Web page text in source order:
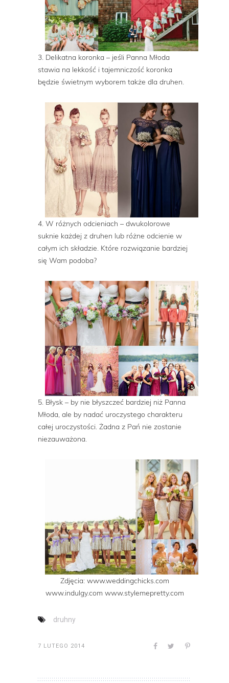
3. Delikatna koronka – jeśli Panna Młoda
stawia na lekkość i tajemniczość koronka
będzie świetnym wyborem także dla druhen.
4. W różnych odcieniach – dwukolorowe
suknie każdej z druhen lub różne odcienie w
całym ich składzie. Które rozwiązanie bardziej
się Wam podoba?
5. Błysk – by nie błyszczeć bardziej niż Panna
Młoda, ale by nadać uroczystego charakteru
całej uroczystości. Żadna z Pań nie zostanie
niezauważona.
Zdjęcia: www.weddingchicks.com
www.indulgy.com www.stylemepretty.com
druhny
7 LUTEGO 2014